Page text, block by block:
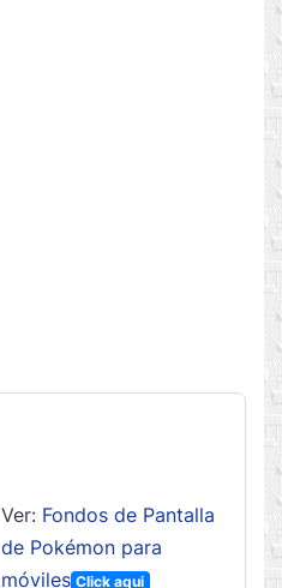
Ver: Fondos de Pantalla
de Pokémon para
móviles Click aqui